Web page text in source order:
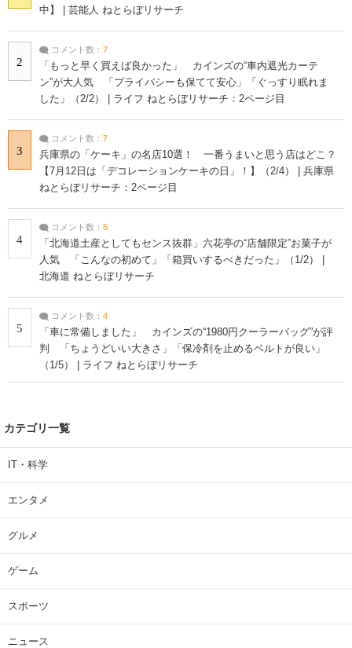
中】 | 芸能人 ねとらぼリサーチ
2
コメント数： 7
「もっと早く買えば良かった」 カインズの“車内遮光カーテ
ン”が大人気 「プライバシーも保てて安心」「ぐっすり眠れま
した」（2/2） | ライフ ねとらぼリサーチ：2ページ目
3
コメント数： 7
兵庫県の「ケーキ」の名店10選！ 一番うまいと思う店はどこ？
【7月12日は「デコレーションケーキの日」！】（2/4） | 兵庫県
ねとらぼリサーチ：2ページ目
4
コメント数： 5
「北海道土産としてもセンス抜群」六花亭の“店舗限定”お菓子が
人気 「こんなの初めて」「箱買いするべきだった」（1/2） |
北海道 ねとらぼリサーチ
5
コメント数： 4
「車に常備しました」 カインズの“1980円クーラーバッグ”が評
判 「ちょうどいい大きさ」「保冷剤を止めるベルトが良い」
（1/5） | ライフ ねとらぼリサーチ
カテゴリ一覧
IT・科学
エンタメ
グルメ
ゲーム
スポーツ
ニュース